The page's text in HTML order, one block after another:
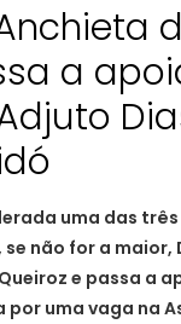
a
uma das
se não for a
e passa a
por uma vaga na